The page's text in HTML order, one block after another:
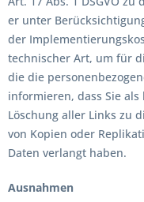
er unter
der
technischer Art, um für
die die
informieren, dass Sie
Löschung aller Links zu
von Kopien oder
Daten verlangt haben.
Ausnahmen